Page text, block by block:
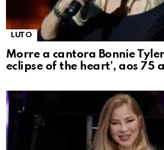
LUTO
Morre a cantora Bonnie
eclipse of the heart’, aos 75